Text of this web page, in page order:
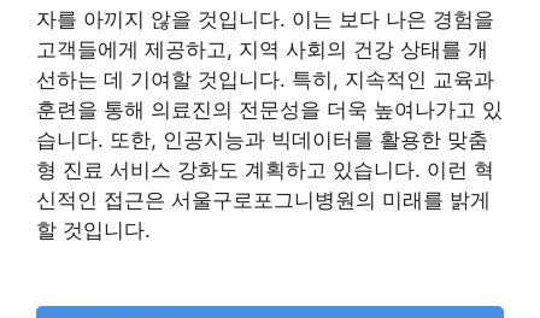
자를 아끼지 않을 것입니다. 이는 보다 나은 경험을
고객들에게 제공하고, 지역 사회의 건강 상태를 개
선하는 데 기여할 것입니다. 특히, 지속적인 교육과
훈련을 통해 의료진의 전문성을 더욱 높여나가고 있
습니다. 또한, 인공지능과 빅데이터를 활용한 맞춤
형 진료 서비스 강화도 계획하고 있습니다. 이런 혁
신적인 접근은 서울구로포그니병원의 미래를 밝게
할 것입니다.